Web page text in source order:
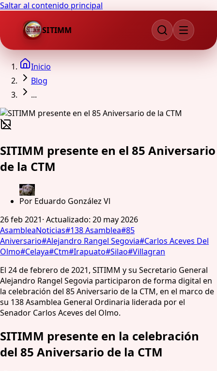
Saltar al contenido principal
SITIMM
Inicio
Blog
...
SITIMM presente en el 85 Aniversario
de la CTM
Por Eduardo González Vl
26 feb 2021· Actualizado: 20 may 2026
AsambleaNoticias#138 Asamblea#85
Aniversario#Alejandro Rangel Segovia#Carlos Aceves Del
Olmo#Celaya#Ctm#Irapuato#Silao#Villagran
El 24 de febrero de 2021, SITIMM y su Secretario General
Alejandro Rangel Segovia participaron de forma digital en
la celebración del 85 Aniversario de la CTM, en el marco de
su 138 Asamblea General Ordinaria liderada por el
Senador Carlos Aceves del Olmo.
SITIMM presente en la celebración
del 85 Aniversario de la CTM